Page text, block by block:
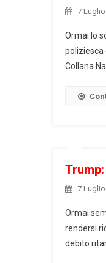
7
Ormai lo
poliziesca
Collana
7
Ormai
rendersi
debito